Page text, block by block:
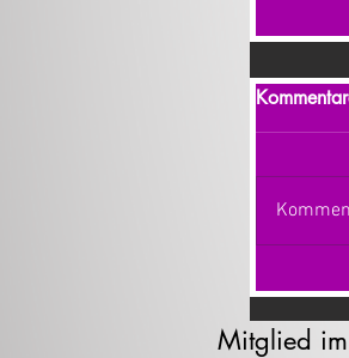
Mitglied im